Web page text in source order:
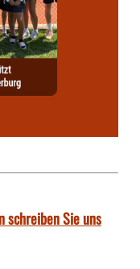
schreiben Sie uns